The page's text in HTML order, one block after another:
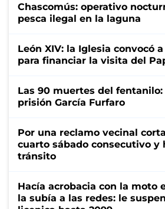
Chascomús: operativo
pesca ilegal en la laguna
León XIV: la Iglesia convocó
para financiar la visita del
Las 90 muertes del
prisión García Furfaro
Por una reclamo vecinal
cuarto sábado consecutivo y
tránsito
Hacía acrobacia con la moto
la subía a las redes: le